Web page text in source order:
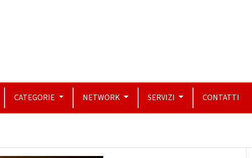
CATEGORIE NETWORK SERVIZI CONTATTI